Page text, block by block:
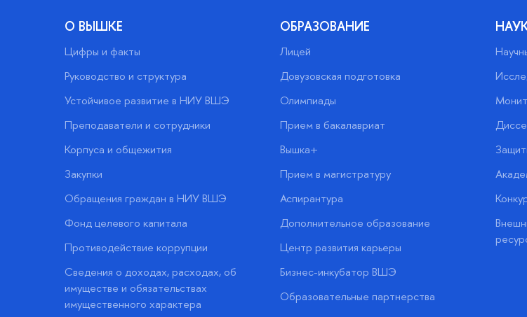
О ВЫШКЕ
Цифры и факты
Руководство и структура
Устойчивое развитие в НИУ ВШЭ
Преподаватели и сотрудники
Корпуса и общежития
Закупки
Обращения граждан в НИУ ВШЭ
Фонд целевого капитала
Противодействие коррупции
Сведения о доходах, расходах, об
имуществе и обязательствах
имущественного характера
ОБРАЗОВАНИЕ
Лицей
Довузовская подготовка
Олимпиады
Прием в бакалавриат
Вышка+
Прием в магистратуру
Аспирантура
Дополнительное образование
Центр развития карьеры
Бизнес-инкубатор ВШЭ
Образовательные партнерства